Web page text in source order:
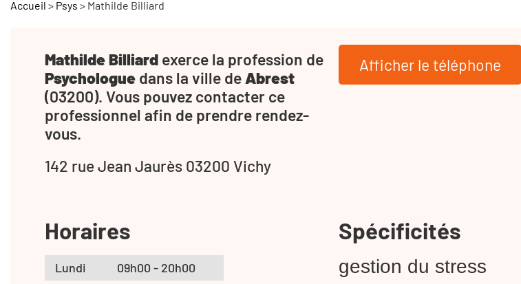
Accueil > Psys > Mathilde Billiard
Mathilde Billiard exerce la profession de
Psychologue dans la ville de Abrest
(03200). Vous pouvez contacter ce
professionnel afin de prendre rendez-
vous.
142 rue Jean Jaurès 03200 Vichy
Afficher le téléphone
Horaires
Lundi
09h00 - 20h00
Spécificités
gestion du stress